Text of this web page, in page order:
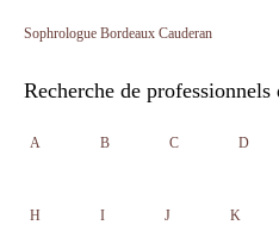
Sophrologue Bordeaux Cauderan
Recherche de professionnels
A B C D
H I J K